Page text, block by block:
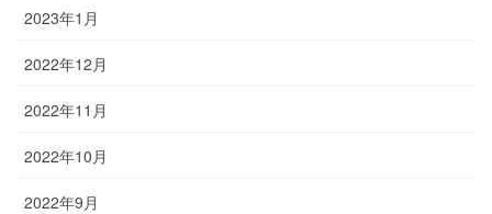
2023年1月
2022年12月
2022年11月
2022年10月
2022年9月